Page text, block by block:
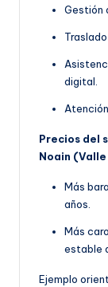
Gestión
digital.
Precios del
Noain
Más
años.
Más
estable
Ejemplo